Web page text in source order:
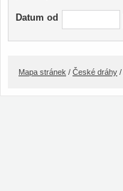
Datum od
Mapa stránek / České dráhy /